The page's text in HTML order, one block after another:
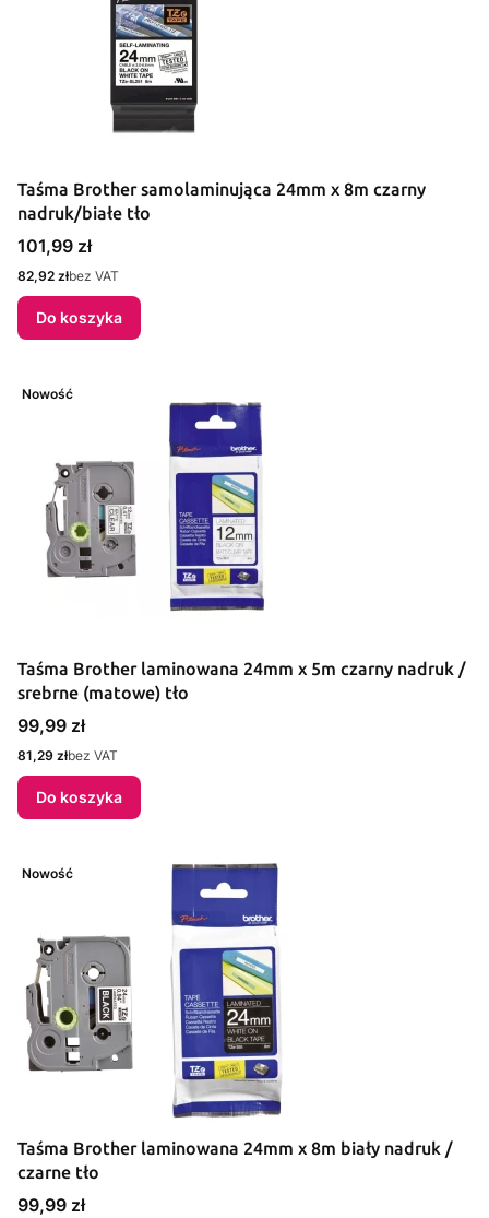
Taśma Brother samolaminująca 24mm x 8m czarny
nadruk/białe tło
Cena
101,99 zł
Cena
82,92 złbez VAT
Do koszyka
Nowość
Taśma Brother laminowana 24mm x 5m czarny nadruk /
srebrne (matowe) tło
Cena
99,99 zł
Cena
81,29 złbez VAT
Do koszyka
Nowość
Taśma Brother laminowana 24mm x 8m biały nadruk /
czarne tło
Cena
99,99 zł